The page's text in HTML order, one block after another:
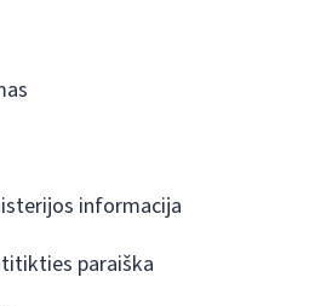
informacija
paraiška